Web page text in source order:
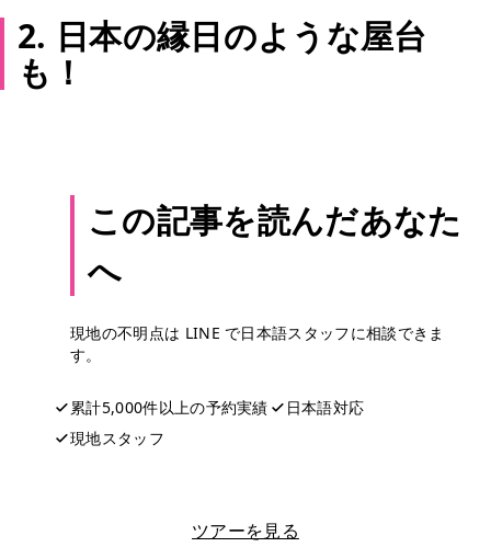
2. 日本の縁日のような屋台
も！
この記事を読んだあなた
へ
現地の不明点は LINE で日本語スタッフに相談できま
す。
累計5,000件以上の予約実績
日本語対応
現地スタッフ
ツアーを見る